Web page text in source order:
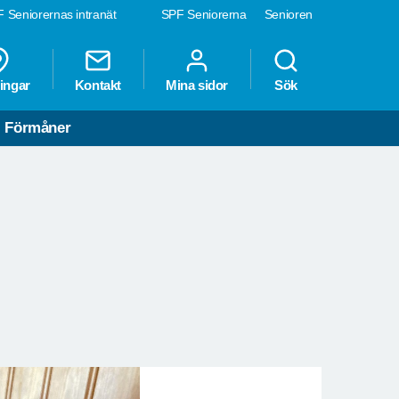
SPF Seniorerna Senioren
Seniorernas intranät
Kontakt Mina sidor Sök
Förmåner